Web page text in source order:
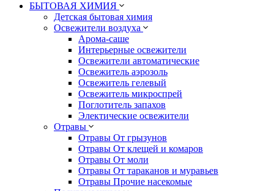
БЫТОВАЯ ХИМИЯ
Детская бытовая химия
Освежители воздуха
Арома-саше
Интерьерные освежители
Освежители автоматические
Освежитель аэрозоль
Освежитель гелевый
Освежитель микроспрей
Поглотитель запахов
Электические освежители
Отравы
Отравы От грызунов
Отравы От клещей и комаров
Отравы От моли
Отравы От тараканов и муравьев
Отравы Прочие насекомые